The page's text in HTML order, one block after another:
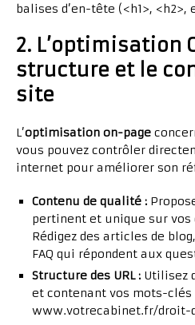
balises d’en-tête (<h1>, <h2>,
2. L’optimisation
structure et le
site
L’optimisation on-page
vous pouvez contrôler
internet pour améliorer son
Contenu de qualité :
pertinent et unique sur vos
Rédigez des articles de
FAQ qui répondent aux
Structure des URL : Utilisez
et contenant vos mots-
www.votrecabinet.fr/